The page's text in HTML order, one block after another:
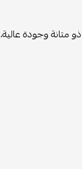
وجودة